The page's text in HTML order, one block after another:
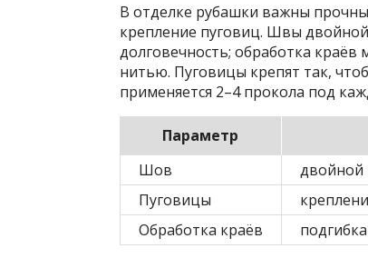
В отделке рубашки важны
крепление пуговиц. Швы
долговечность; обработка
нитью. Пуговицы крепят так,
применяется 2–4 прокола под
Параметр
Шов
двойной
Пуговицы
Обработка краёв